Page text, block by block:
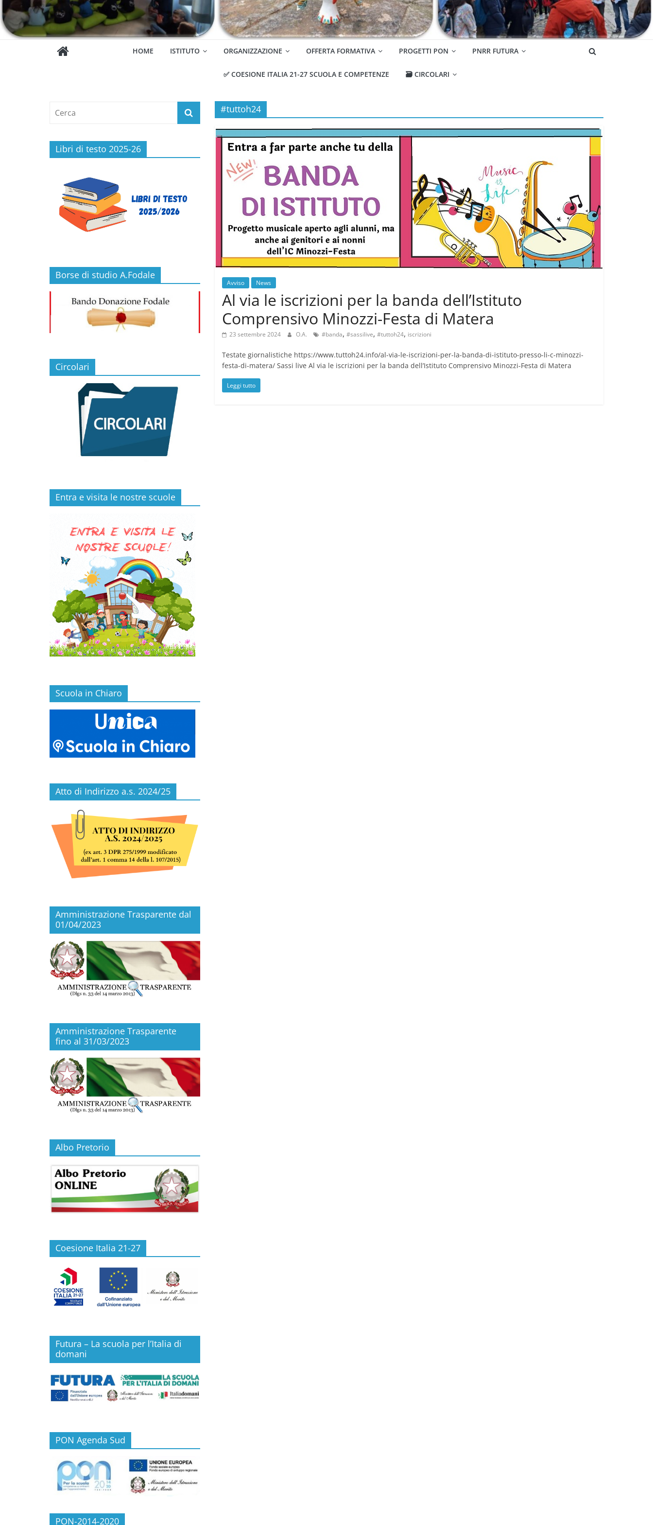
HOME ISTITUTO ORGANIZZAZIONE OFFERTA FORMATIVA PROGETTI PON PNRR FUTURA
✅ COESIONE ITALIA 21-27 SCUOLA E COMPETENZE 🗃️ CIRCOLARI
#tuttoh24
Avviso News
Al via le iscrizioni per la banda dell’Istituto
Comprensivo Minozzi-Festa di Matera
23 settembre 2024 O.A. #banda, #sassilive, #tuttoh24, iscrizioni
Testate giornalistiche https://www.tuttoh24.info/al-via-le-iscrizioni-per-la-banda-di-istituto-presso-li-c-minozzi-
festa-di-matera/ Sassi live Al via le iscrizioni per la banda dell’Istituto Comprensivo Minozzi-Festa di Matera
Leggi tutto
Libri di testo 2025-26
Borse di studio A.Fodale
Circolari
Entra e visita le nostre scuole
Scuola in Chiaro
Atto di Indirizzo a.s. 2024/25
Amministrazione Trasparente dal
01/04/2023
Amministrazione Trasparente
fino al 31/03/2023
Albo Pretorio
Coesione Italia 21-27
Futura – La scuola per l’Italia di
domani
PON Agenda Sud
PON-2014-2020